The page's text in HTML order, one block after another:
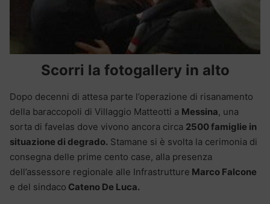
Scorri la fotogallery in alto
Dopo decenni di attesa parte l’operazione di risanamento
della baraccopoli di Villaggio Matteotti a Messina, una
sorta di favelas dove vivono ancora circa 2500 famiglie in
situazione di degrado. Stamane si è svolta la cerimonia di
consegna delle prime cento case, alla presenza
dell’assessore regionale alle Infrastrutture Marco Falcone
e del sindaco Cateno De Luca.